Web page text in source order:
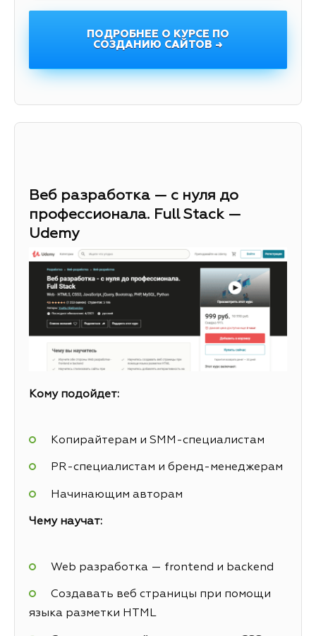
ПОДРОБНЕЕ О КУРСЕ ПО
СОЗДАНИЮ САЙТОВ →
Веб разработка — с нуля до
профессионала. Full Stack —
Udemy
Кому подойдет:
Копирайтерам и SMM-специалистам
PR-специалистам и бренд-менеджерам
Начинающим авторам
Чему научат:
Web разработка — frontend и backend
Создавать веб страницы при помощи
языка разметки HTML